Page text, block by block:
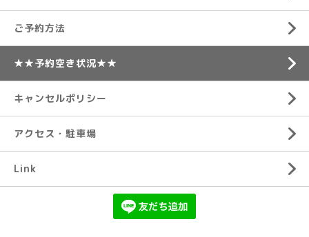
ご予約方法
★★予約空き状況★★
キャンセルポリシー
アクセス・駐車場
Link